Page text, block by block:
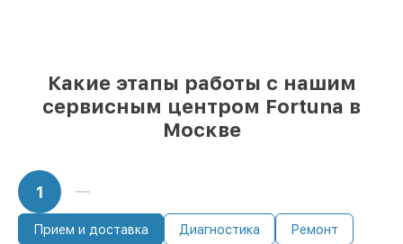
Какие этапы работы с нашим
сервисным центром Fortuna в
Москве
1
Прием и доставка Диагностика Ремонт